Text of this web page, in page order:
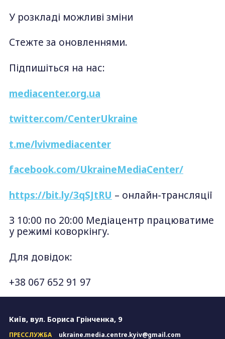
У розкладі можливі зміни
Стежте за оновленнями.
Підпишіться на нас:
mediacenter.org.ua
twitter.com/CenterUkraine
t.me/lvivmediacenter
facebook.com/UkraineMediaCenter/
https://bit.ly/3qSJtRU – онлайн-трансляції
З 10:00 по 20:00 Медіацентр працюватиме
у режимі коворкінгу.
Для довідок:
+38 067 652 91 97
Київ, вул. Бориса Грінченка, 9
ПРЕССЛУЖБА ukraine.media.centre.kyiv@gmail.com